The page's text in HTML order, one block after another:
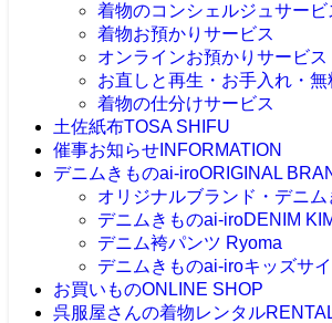
着物のコンシェルジュサービ
着物お預かりサービス
オンラインお預かりサービス
お直しと再生・お手入れ・無
着物の仕分けサービス
土佐紙布TOSA SHIFU
催事お知らせ INFORMATION
デニムきものai-iroORIGINAL
オリジナルブランド・デニ
デニムきものai-iroDENIM
デニム袴パンツ Ryoma
デニムきものai-iroキッズサ
お買いものONLINE SHOP
呉服屋さんの着物レンタル